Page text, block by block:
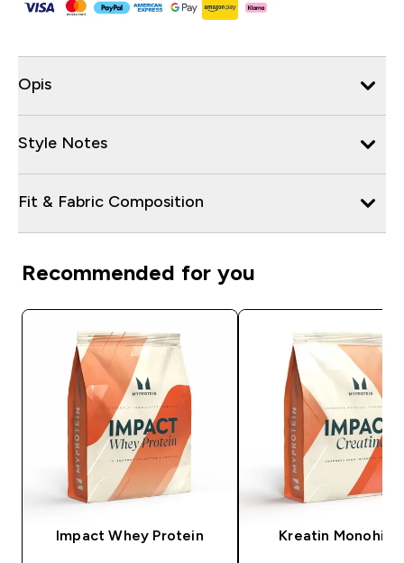
Opis
Style Notes
Fit & Fabric Composition
Recommended for you
Impact Whey Protein Kreatin